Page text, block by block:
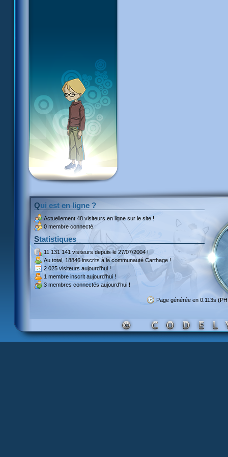
Qui est en ligne ?
Actuellement 48 visiteurs en ligne sur le site !
0 membre connecté.
Statistiques
11 131 141 visiteursdepuis le 27/07/2004 !
Au total, 18846 inscritsà la communauté Carthage !
2 025 visiteurs aujourd'hui !
1 membre inscrit aujourd'hui !
3 membres connectés aujourd'hui !
Page générée en 0.113s